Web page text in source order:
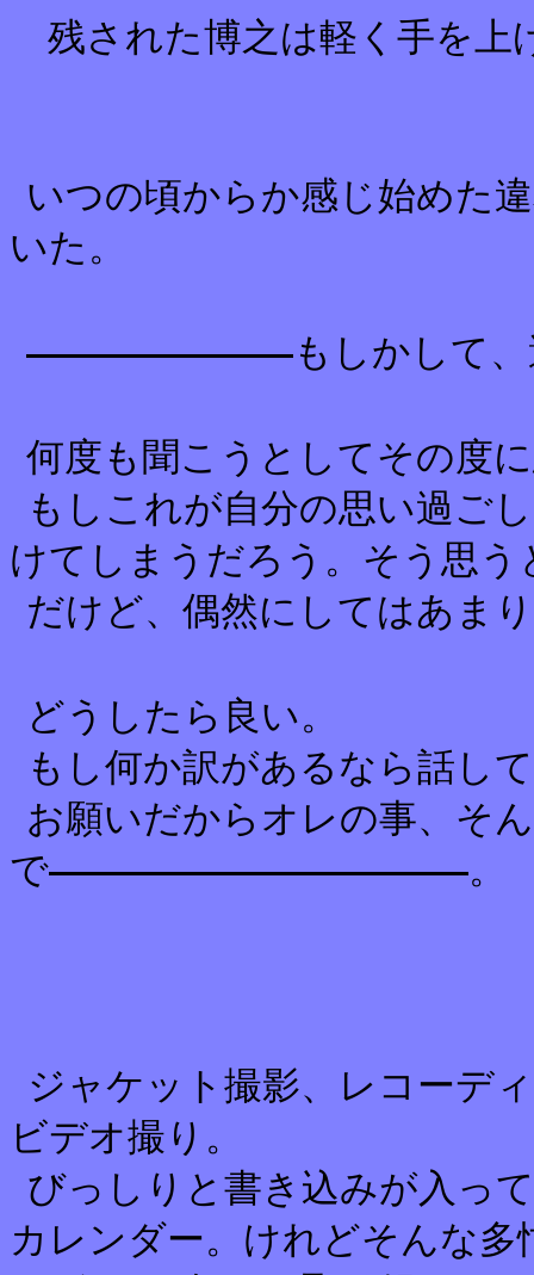
残された博之は軽く手を上
いつの頃からか感じ始めた
いた。
もしかして
何度も聞こうとしてその度
もしこれが自分の思い過ご
けてしまうだろう。そう思
だけど、偶然にしてはあま
どうしたら良い。
もし何か訳があるなら話し
お願いだからオレの事、そ
で
。
ジャケット撮影、レコーデ
ビデオ撮り。
びっしりと書き込みが入っ
カレンダー。けれどそんな